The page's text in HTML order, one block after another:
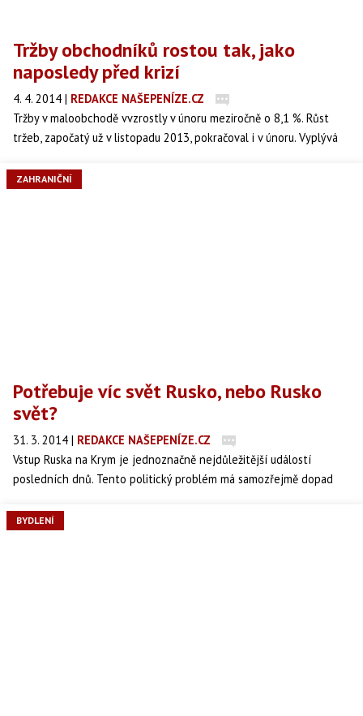
Tržby obchodníků rostou tak, jako
naposledy před krizí
4. 4. 2014 | REDAKCE NAŠEPENÍZE.CZ
Tržby v maloobchodě vvzrostly v únoru meziročně o 8,1 %. Růst
tržeb, započatý už v listopadu 2013, pokračoval i v únoru. Vyplývá
ZAHRANIČNÍ
Potřebuje víc svět Rusko, nebo Rusko
svět?
31. 3. 2014 | REDAKCE NAŠEPENÍZE.CZ
Vstup Ruska na Krym je jednoznačně nejdůležitější událostí
posledních dnů. Tento politický problém má samozřejmě dopad
konfrontaci, což je málo pravděpodobné, tak zřejmě opět dojde k
BYDLENÍ